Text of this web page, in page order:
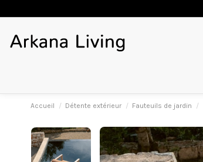
Accueil Détente extérieur Fauteuils de jardin